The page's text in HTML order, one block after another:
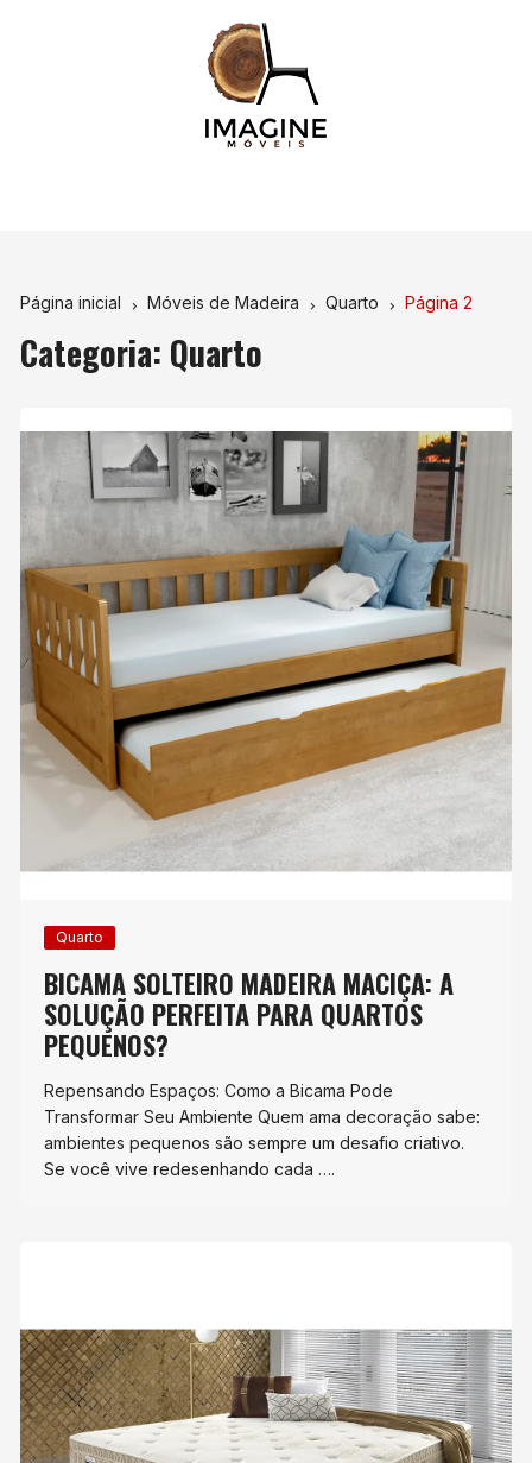
Página inicial Móveis de Madeira Quarto Página 2
Categoria: Quarto
Quarto
BICAMA SOLTEIRO MADEIRA MACIÇA: A
SOLUÇÃO PERFEITA PARA QUARTOS
PEQUENOS?
Repensando Espaços: Como a Bicama Pode
Transformar Seu Ambiente Quem ama decoração sabe:
ambientes pequenos são sempre um desafio criativo.
Se você vive redesenhando cada ….